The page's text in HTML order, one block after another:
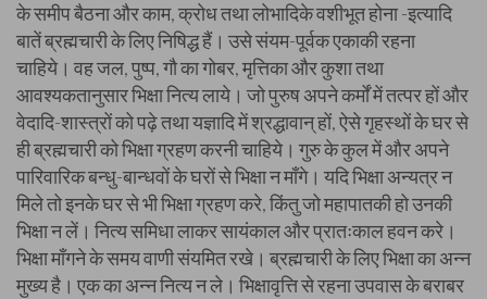
के समीप बैठना और काम, क्रोध तथा लोभादिके वशीभूत होना -इत्यादि
बातें ब्रह्मचारी के लिए निषिद्ध हैं। उसे संयम-पूर्वक एकाकी रहना
चाहिये। वह जल, पुष्प, गौ का गोबर, मृत्तिका और कुशा तथा
आवश्यकतानुसार भिक्षा नित्य लाये। जो पुरुष अपने कर्मों में तत्पर हों और
वेदादि-शास्त्रों को पढ़े तथा यज्ञादि में श्रद्धावान् हों, ऐसे गृहस्थों के घर से
ही ब्रह्मचारी को भिक्षा ग्रहण करनी चाहिये। गुरु के कुल में और अपने
पारिवारिक बन्धु-बान्धवों के घरों से भिक्षा न माँगे। यदि भिक्षा अन्यत्र न
मिले तो इनके घर से भी भिक्षा ग्रहण करे, किंतु जो महापातकी हो उनकी
भिक्षा न लें। नित्य समिधा लाकर सायंकाल और प्रातःकाल हवन करे।
भिक्षा माँगने के समय वाणी संयमित रखे। ब्रह्मचारी के लिए भिक्षा का अन्न
मुख्य है। एक का अन्न नित्य न ले। भिक्षावृत्ति से रहना उपवास के बराबर